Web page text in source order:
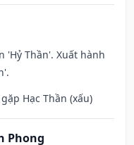
'Hỷ Thần'. Xuất hành
Hạc Thần (xấu)
Phong